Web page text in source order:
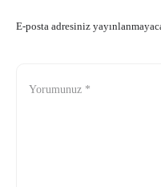
E-posta adresiniz